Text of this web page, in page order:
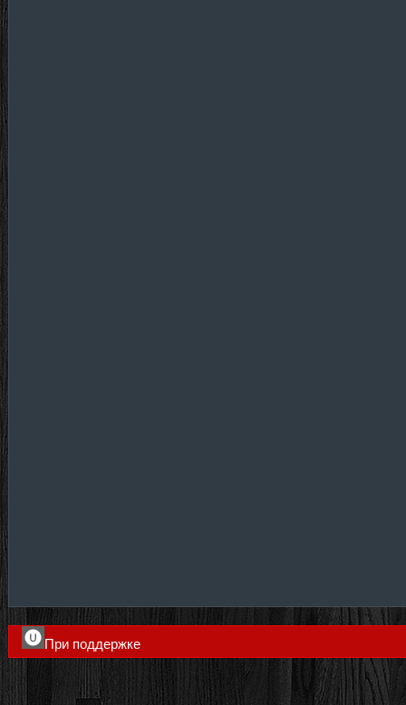
При поддержке